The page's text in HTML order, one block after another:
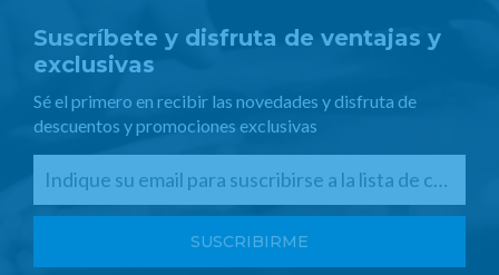
Suscríbete y disfruta de ventajas y
exclusivas
Sé el primero en recibir las novedades y disfruta de
descuentos y promociones exclusivas